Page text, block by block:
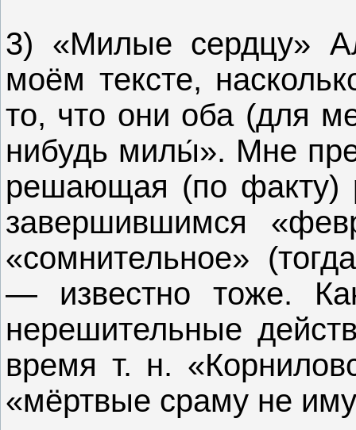
3) «Милые сердцу»
моём тексте,
то, что они оба (для
нибудь милы́». Мне
решающая (по факту)
завершившимся
«сомнительное»
— известно тоже.
нерешительные
время т. н.
«мёртвые сраму не